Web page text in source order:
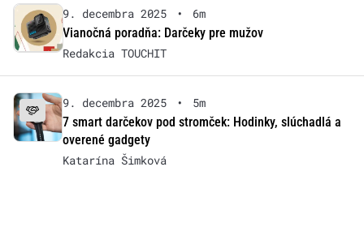
9. decembra 2025 •
6m
Vianočná poradňa: Darčeky pre mužov
Redakcia TOUCHIT
9. decembra 2025 •
5m
7 smart darčekov pod stromček: Hodinky, slúchadlá a
overené gadgety
Katarína Šimková